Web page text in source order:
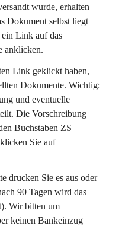
wurde, erhalten
Dokument selbst liegt
Link auf das
anklicken.
Link geklickt haben,
Dokumente. Wichtig:
und eventuelle
Die Vorschreibung
Buchstaben ZS
Sie auf
drucken Sie es aus oder
90 Tagen wird das
Wir bitten um
keinen Bankeinzug